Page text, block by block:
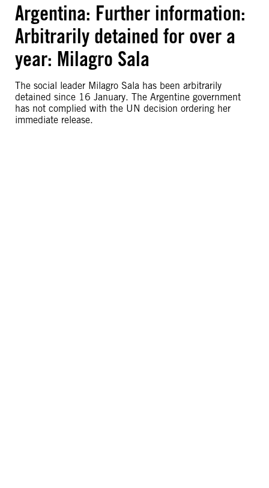
Argentina: Further information:
Arbitrarily detained for over a
year: Milagro Sala
The social leader Milagro Sala has been arbitrarily
detained since 16 January. The Argentine government
has not complied with the UN decision ordering her
immediate release.